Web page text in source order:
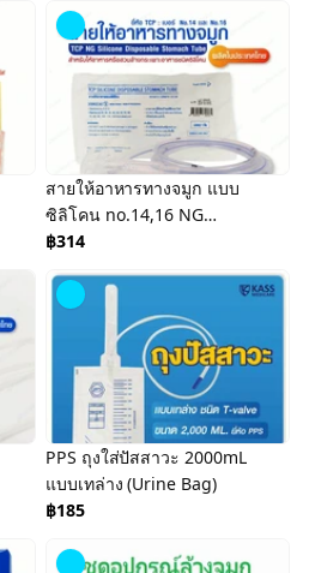
สายให้อาหารทางจมูก แบบ
ซิลิโคน no.14,16 NG
Silicone Disposable
Brand)
฿314
PPS ถุงใส่ปัสสาวะ 2000mL
แบบเทล่าง (Urine Bag)
฿185